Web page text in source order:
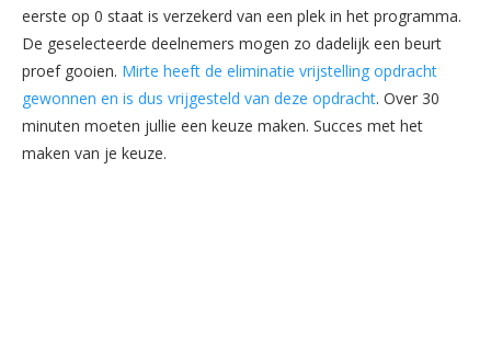
eerste op 0 staat is verzekerd van een plek in het programma.
De geselecteerde deelnemers mogen zo dadelijk een beurt
proef gooien. Mirte heeft de eliminatie vrijstelling opdracht
gewonnen en is dus vrijgesteld van deze opdracht. Over 30
minuten moeten jullie een keuze maken. Succes met het
maken van je keuze.